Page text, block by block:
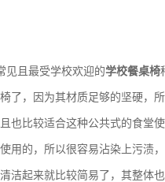
见且最受学校欢迎的学校餐桌椅
了，因为其材质足够的坚硬，
也比较适合这种公共式的食堂
用的，所以很容易沾染上污渍
洁起来就比较简易了，其整体